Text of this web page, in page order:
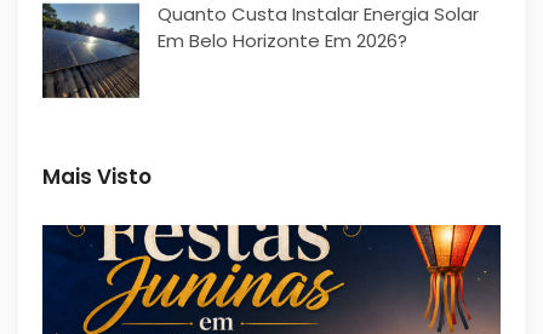
Quanto Custa Instalar Energia Solar
Em Belo Horizonte Em 2026?
Mais Visto